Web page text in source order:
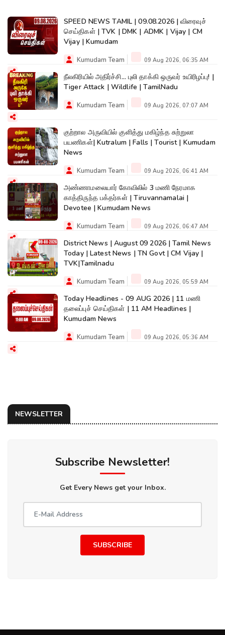
SPEED NEWS TAMIL | 09.08.2026 | விரைவுச்
செய்திகள் | TVK | DMK | ADMK | Vijay | CM
Vijay | Kumudam
Kumudam Team 09 Aug 2026, 06:35 AM
நீலகிரியில் அதிர்ச்சி... புலி தாக்கி ஒருவர் உயிரிழப்பு! |
Tiger Attack | Wildlife | TamilNadu
Kumudam Team 09 Aug 2026, 07:07 AM
குற்றால அருவியில் குளித்து மகிழ்ந்த சுற்றுலா
பயணிகள்| Kutralum | Falls | Tourist | Kumudam
News
Kumudam Team 09 Aug 2026, 06:41 AM
அண்ணாமலையார் கோவிலில் 3 மணி நேரமாக
காத்திருந்த பக்தர்கள் | Tiruvannamalai |
Devotee | Kumudam News
Kumudam Team 09 Aug 2026, 06:47 AM
District News | August 09 2026 | Tamil News
Today | Latest News | TN Govt | CM Vijay |
TVK|Tamilnadu
Kumudam Team 09 Aug 2026, 05:59 AM
Today Headlines - 09 AUG 2026 | 11 மணி
தலைப்புச் செய்திகள் | 11 AM Headlines |
Kumudam News
Kumudam Team 09 Aug 2026, 05:36 AM
NEWSLETTER
Subscribe Newsletter!
Get Every News get your Inbox.
SUBSCRIBE